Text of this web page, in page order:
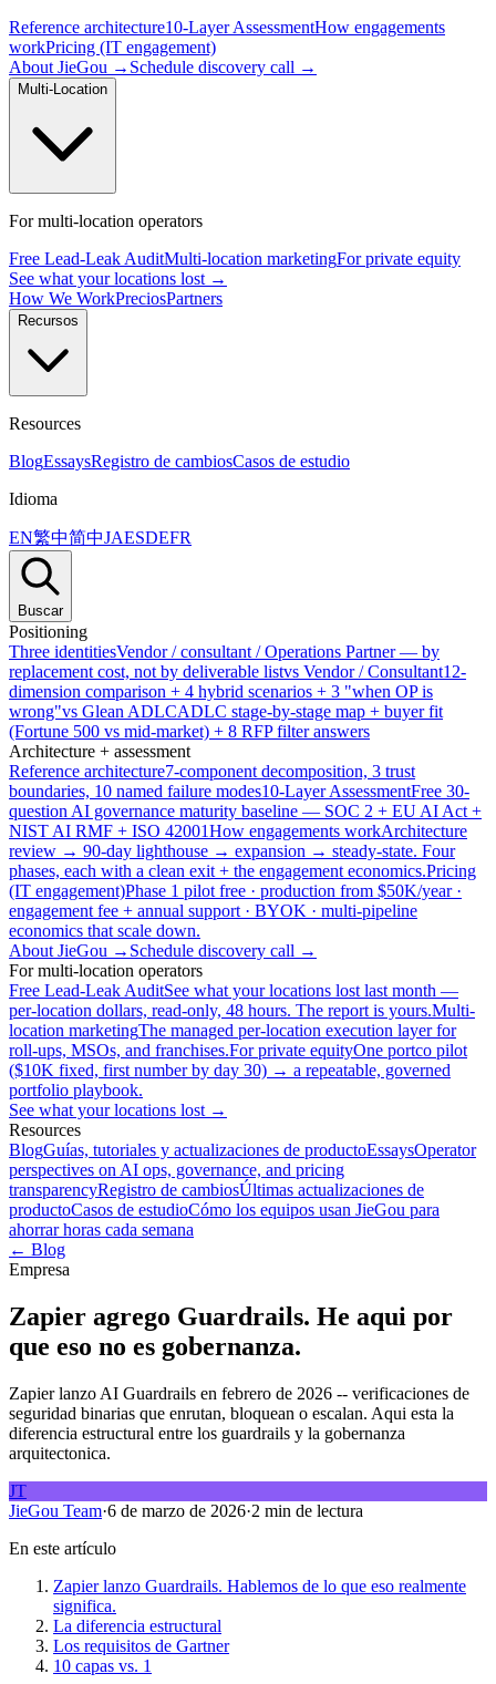
Reference architecture10-Layer AssessmentHow engagements
workPricing (IT engagement)
About JieGou → Schedule discovery call →
Multi-Location
For multi-location operators
Free Lead-Leak AuditMulti-location marketingFor private equity
See what your locations lost →
How We WorkPreciosPartners
Recursos
Resources
BlogEssaysRegistro de cambiosCasos de estudio
Idioma
EN繁中简中JAESDEFR
Buscar
Positioning
Three identitiesVendor / consultant / Operations Partner — by
replacement cost, not by deliverable listvs Vendor / Consultant12-
dimension comparison + 4 hybrid scenarios + 3 "when OP is
wrong"vs Glean ADLCADLC stage-by-stage map + buyer fit
(Fortune 500 vs mid-market) + 8 RFP filter answers
Architecture + assessment
Reference architecture7-component decomposition, 3 trust
boundaries, 10 named failure modes10-Layer AssessmentFree 30-
question AI governance maturity baseline — SOC 2 + EU AI Act +
NIST AI RMF + ISO 42001How engagements workArchitecture
review → 90-day lighthouse → expansion → steady-state. Four
phases, each with a clean exit + the engagement economics.Pricing
(IT engagement)Phase 1 pilot free · production from $50K/year ·
engagement fee + annual support · BYOK · multi-pipeline
economics that scale down.
About JieGou → Schedule discovery call →
For multi-location operators
Free Lead-Leak AuditSee what your locations lost last month —
per-location dollars, read-only, 48 hours. The report is yours.Multi-
location marketingThe managed per-location execution layer for
roll-ups, MSOs, and franchises.For private equityOne portco pilot
($10K fixed, first number by day 30) → a repeatable, governed
portfolio playbook.
See what your locations lost →
Resources
BlogGuías, tutoriales y actualizaciones de productoEssaysOperator
perspectives on AI ops, governance, and pricing
transparencyRegistro de cambiosÚltimas actualizaciones de
productoCasos de estudioCómo los equipos usan JieGou para
ahorrar horas cada semana
← Blog
Empresa
Zapier agrego Guardrails. He aqui por
que eso no es gobernanza.
Zapier lanzo AI Guardrails en febrero de 2026 -- verificaciones de
seguridad binarias que enrutan, bloquean o escalan. Aqui esta la
diferencia estructural entre los guardrails y la gobernanza
arquitectonica.
JT
JieGou Team·6 de marzo de 2026·2 min de lectura
En este artículo
Zapier lanzo Guardrails. Hablemos de lo que eso realmente
significa.
La diferencia estructural
Los requisitos de Gartner
10 capas vs. 1